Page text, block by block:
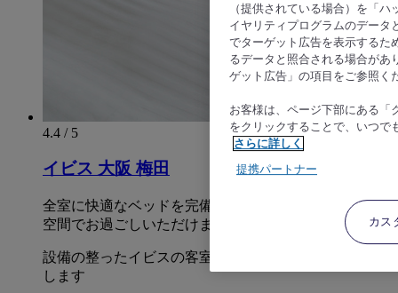
4.4 / 5
イビス 大阪 梅田
全室に快適なベッドを完備し、現代的で居心地の良い
空間でお過ごしいただけます。
設備の整ったイビスの客室は、快適なステイをお約束
します
（提供されている場合）を「
イヤリティプログラムのデータ
でターゲット広告を表示するた
るデータと照合される場合があ
ゲット広告」の項目をご参照く
お客様は、ページ下部にある「
をクリックすることで、いつで
さらに詳しく
提携パートナー
カス